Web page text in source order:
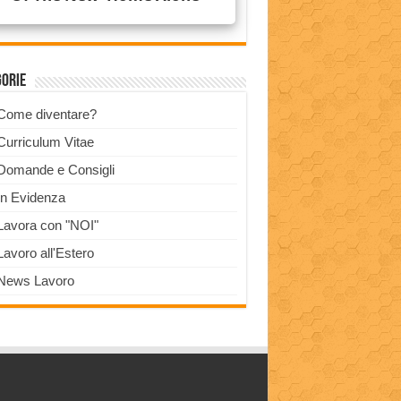
diventare?
Vitae
e Consigli
Evidenza
con "NOI"
all'Estero
Lavoro